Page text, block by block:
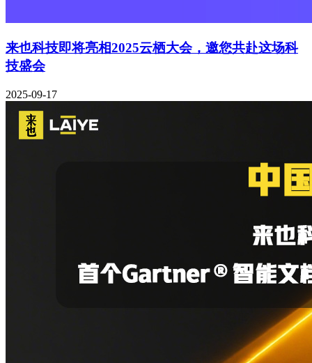
来也科技即将亮相2025云栖大会，邀您共赴这场科
技盛会
2025-09-17